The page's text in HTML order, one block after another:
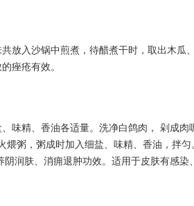
放入沙锅中煎煮，待醋煮干时，取出木瓜
痤疮有效。
味精、香油各适量。洗净白鸽肉， 剁成肉
粥，粥成时加入细盐、味精、香油，拌匀
润肤、消痈退肿功效。适用于皮肤有感染